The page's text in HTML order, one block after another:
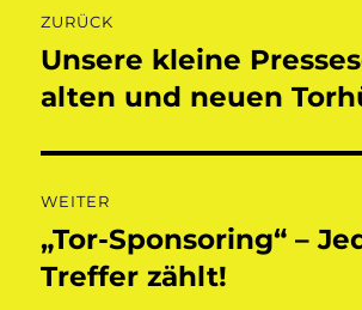
ZURÜCK
Vorheriger
Beitrag:
Unsere kleine
alten und neuen
WEITER
Nächster
Beitrag:
„Tor-Sponsoring“ –
Treffer zählt!